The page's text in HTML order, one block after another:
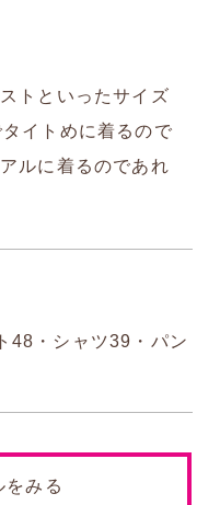
トといったサイズ
イトめに着るので
ルに着るのであれ
・シャツ39・パン
みる